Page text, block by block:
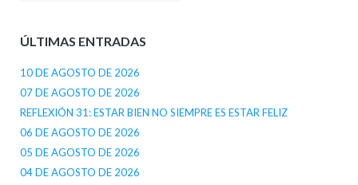
ÚLTIMAS ENTRADAS
10 DE AGOSTO DE 2026
07 DE AGOSTO DE 2026
REFLEXIÓN 31: ESTAR BIEN NO SIEMPRE ES ESTAR FELIZ
06 DE AGOSTO DE 2026
05 DE AGOSTO DE 2026
04 DE AGOSTO DE 2026